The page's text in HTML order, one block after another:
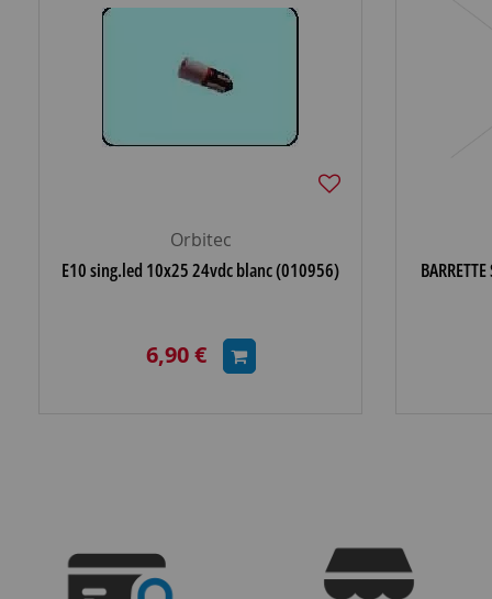
Orbitec
E10 sing.led 10x25 24vdc blanc (010956)
6,90 €